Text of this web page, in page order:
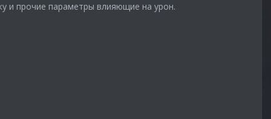
и прочие параметры влияющие на урон.